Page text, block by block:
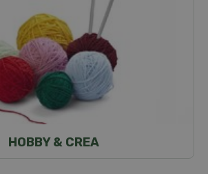
HOBBY & CREA